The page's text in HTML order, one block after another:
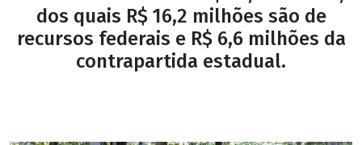
dos quais R$ 16,2 milhões são de
recursos federais e R$ 6,6 milhões da
contrapartida estadual.